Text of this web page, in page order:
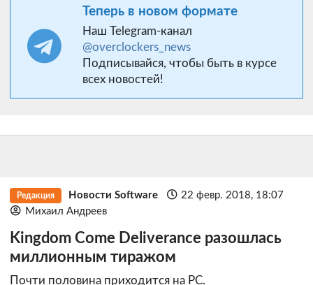
Теперь в новом формате
Наш Telegram-канал
@overclockers_news
Подписывайся, чтобы быть в курсе
всех новостей!
Редакция Новости Software
22 февр. 2018, 18:07
Михаил Андреев
Kingdom Come Deliverance разошлась
миллионным тиражом
Почти половина приходится на PC.